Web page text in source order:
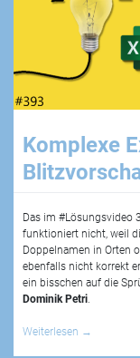
Komplexe
Das im #Lösungsvideo
funktioniert nicht, weil
Doppelnamen in Orten
ebenfalls nicht korrekt
ein bisschen auf die
Dominik Petri.
Weiterlesen →